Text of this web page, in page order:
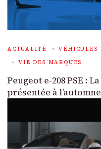
ACTUALITÉ
VÉHICULES
VIE DES MARQUES
Peugeot e-208 PSE :
présentée à